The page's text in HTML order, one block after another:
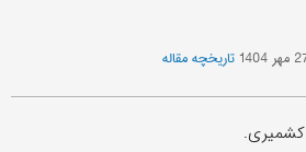
تاریخچه مقاله